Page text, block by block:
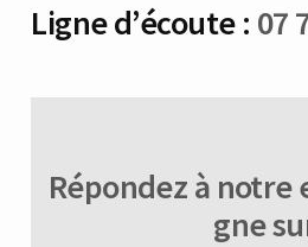
Ligne d’écoute : 07
Répondez à notre
gne